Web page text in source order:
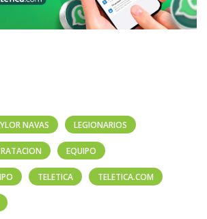
NAVAS LEGIONARIOS
EQUIPO
TELETICA TELETICA.COM